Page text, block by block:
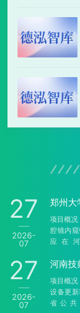
27
2026-
07
项目概况
腔镜内
应在
并于
标采购-
医院(河
目 3、
27
2026-
07
项目概
设备更
省公